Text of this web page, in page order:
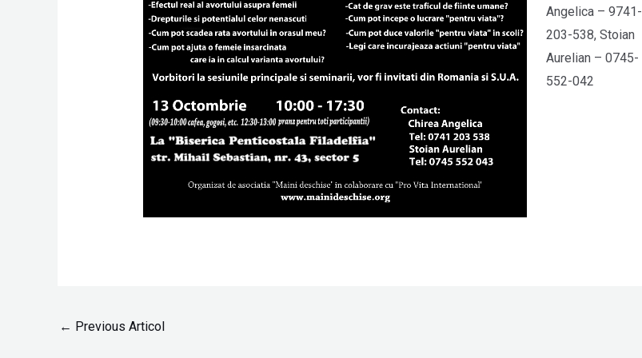
Angelica – 9741-
203-538, Stoian
Aurelian – 0745-
552-042
← Previous Articol